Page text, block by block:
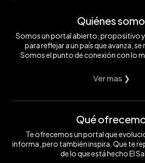
Quiénes
Somos un portal abierto, propositivo
para reflejar a un país que avanza, se
Somos el punto de conexión con lo
Ver mas ❯
Qué
Te ofrecemos un portal que
informa, pero también inspira. Que te
de lo que está hecho El